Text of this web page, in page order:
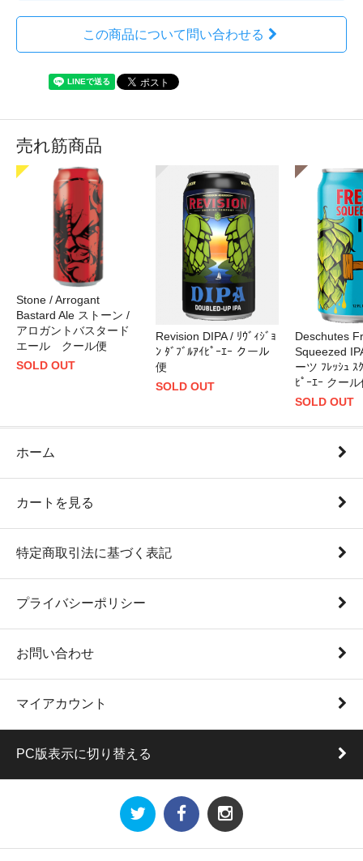
この商品について問い合わせる
売れ筋商品
Stone / Arrogant
Bastard Ale ストーン /
アロガントバスタード
エール クール便
SOLD OUT
Revision DIPA / ﾘｳﾞｨｼﾞｮ
ﾝ ﾀﾞﾌﾞﾙｱｲﾋﾟｰｴｰ クール
便
SOLD OUT
Deschutes
Squeezed
ーツ ﾌﾚｯｼｭ ｽ
ﾋﾟｰｴｰ クー
SOLD OUT
ホーム
カートを見る
特定商取引法に基づく表記
プライバシーポリシー
お問い合わせ
マイアカウント
PC版表示に切り替える